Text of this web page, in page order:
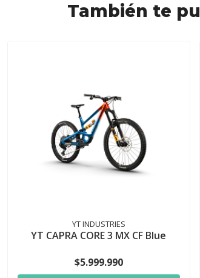
También te
YT INDUSTRIES
YT CAPRA CORE 3 MX CF Blue
$5.999.990